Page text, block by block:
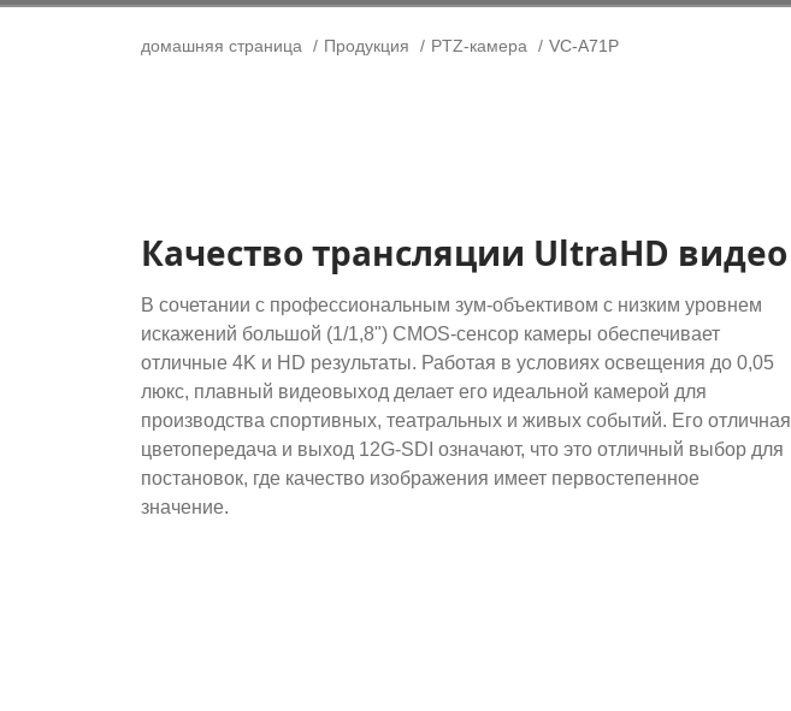
домашняя страница Продукция PTZ-камера VC-A71P
Качество трансляции UltraHD видео
В сочетании с профессиональным зум-объективом с низким уровнем
искажений большой (1/1,8") CMOS-сенсор камеры обеспечивает
отличные 4K и HD результаты. Работая в условиях освещения до 0,05
люкс, плавный видеовыход делает его идеальной камерой для
производства спортивных, театральных и живых событий. Его отличная
цветопередача и выход 12G-SDI означают, что это отличный выбор для
постановок, где качество изображения имеет первостепенное
значение.